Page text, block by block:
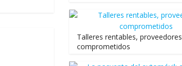
Talleres rentables, proveedores
comprometidos